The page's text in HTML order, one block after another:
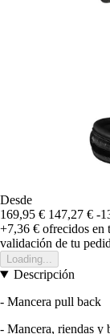
Desde
169,95 € 147,27 € -
+7,36 € ofrecidos en
validación de tu
Loading...
Descripción
- Mancera pull back
- Mancera, riendas y